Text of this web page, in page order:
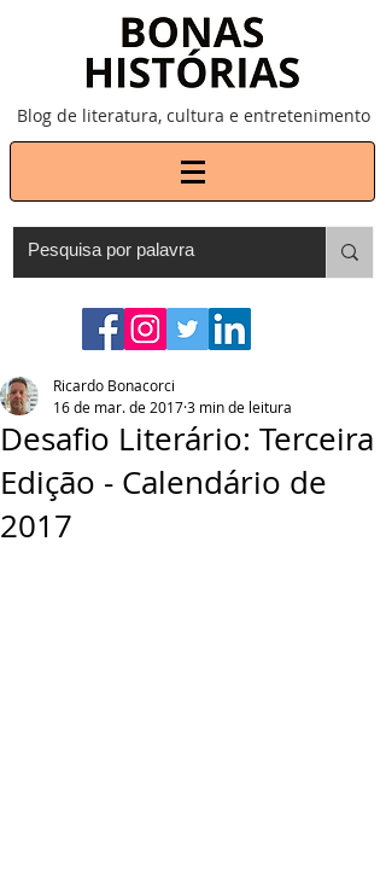
Blog de literatura, cultura e entretenimento
Desafio Literário: Terceira
Edição - Calendário de
2017
Ricardo Bonacorci
16 de mar. de 20173 min de leitura